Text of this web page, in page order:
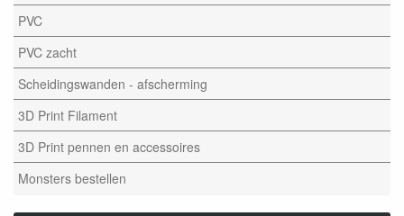
PVC
PVC zacht
Scheidingswanden - afscherming
3D Print Filament
3D Print pennen en accessoires
Monsters bestellen